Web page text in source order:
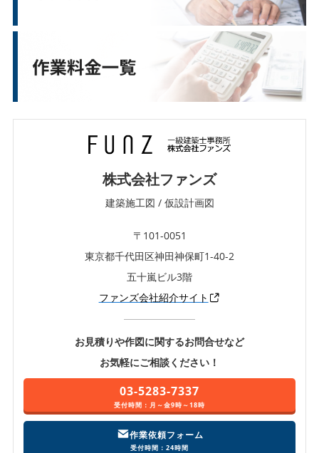
株式会社ファンズ
建築施工図 / 仮設計画図
〒101-0051
東京都千代田区神田神保町1-40-2
五十嵐ビル3階
ファンズ会社紹介サイト
お見積りや作図に関するお問合せなど
お気軽にご相談ください！
03-5283-7337
受付時間：月～金9時～18時
作業依頼フォーム
受付時間：24時間